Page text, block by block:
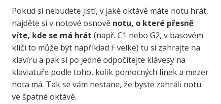
Pokud si nebudete jistí, v jaké oktávě máte notu hrát,
najděte si v notové osnově notu, o které přesně
víte, kde se má hrát (např. C1 nebo G2, v basovém
klíči to může být například F velké) tu si zahrajte na
klavíru a pak si po jedné odpočítejte klávesy na
klaviatuře podle toho, kolik pomocných linek a mezer
nota má. Tak se vám nestane, že byste zahráli notu
ve špatné oktávě.